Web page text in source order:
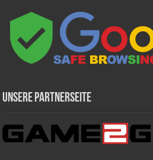
Unsere Partnerseite